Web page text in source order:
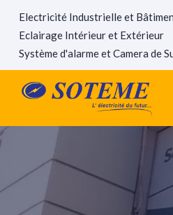
Electricité Industrielle et
Eclairage Intérieur et Extérieur
Système d'alarme et Camera de